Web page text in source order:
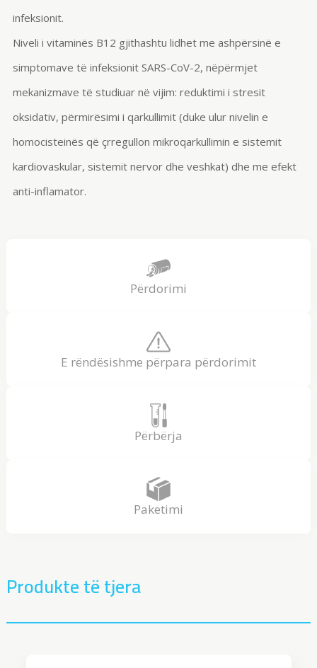
infeksionit.
Niveli i vitaminës B12 gjithashtu lidhet me ashpërsinë e
simptomave të infeksionit SARS-CoV-2, nëpërmjet
mekanizmave të studiuar në vijim: reduktimi i stresit
oksidativ, përmirësimi i qarkullimit (duke ulur nivelin e
homocisteinës që çrregullon mikroqarkullimin e sistemit
kardiovaskular, sistemit nervor dhe veshkat) dhe me efekt
anti-inflamator.
Përdorimi
E rëndësishme përpara përdorimit
Përbërja
Paketimi
Produkte të tjera